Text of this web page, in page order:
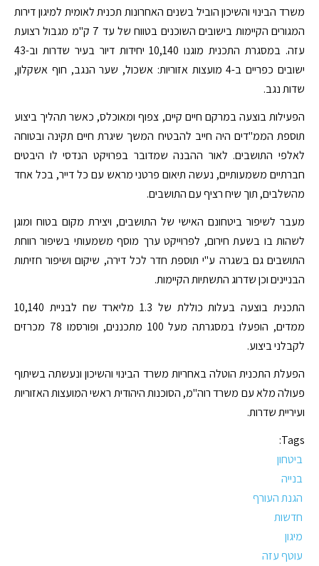
משרד הבינוי והשיכון הוביל בשנים האחרונות תכנית לאומית למיגון דירות
המגורים הקיימות בישובים השוכנים בטווח של עד 7 ק"מ מגבול רצועת
עזה. במסגרת התכנית מוגנו 10,140 יחידות דיור בעיר שדרות וב-43
ישובים כפריים ב-4 מועצות אזוריות: אשכול, שער הנגב, חוף אשקלון,
שדות נגב.
הפעילות בוצעה במרקם חיים קיים, צפוף ומאוכלס, כאשר תהליך ביצוע
תוספת הממ"דים היה חייב להבטיח המשך שיגרת חיים תקינה ובטוחה
לאלפי התושבים. לאור ההבנה שמדובר בפרויקט הנדסי לו היבטים
חברתיים משמעותיים, נעשה תיאום פרטני מראש עם כל דייר, בכל אחד
מהשלבים, תוך שיח רציף עם התושבים.
מעבר לשיפור ביטחונם האישי של התושבים, ויצירת מקום בטוח ומוגן
לשהות בו בשעת חירום, לפרוייקט ערך מוסף משמעותי בשיפור רווחת
התושבים גם בשגרה ע"י תוספת חדר לכל דירה, שיקום ושיפור חזיתות
הבניינים וכן שדרוג התשתיות הקיימות.
התכנית בוצעה בעלות כוללת של 1.3 מליארד שח לבניית 10,140
ממדים, הופעלו במסגרתה מעל 100 מתכננים, ופורסמו 78 מכרזים
לקבלני ביצוע.
הפעלת התכנית הוטלה באחריות משרד הבינוי והשיכון ונעשתה בשיתוף
פעולה מלא עם משרד רוה"מ, הסוכנות היהודית ראשי המועצות האזוריות
ועיריית שדרות.
Tags:
ביטחון
בנייה
הגנת העורף
חדשות
מיגון
עוטף עזה